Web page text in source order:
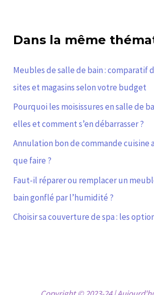
Dans la même
Meubles de salle de bain : comparatif
sites et magasins selon votre budget
Pourquoi les moisissures en salle de
elles et comment s’en débarrasser ?
Annulation bon de commande cuisine
que faire ?
Faut-il réparer ou remplacer un
bain gonflé par l’humidité ?
Choisir sa couverture de spa : les